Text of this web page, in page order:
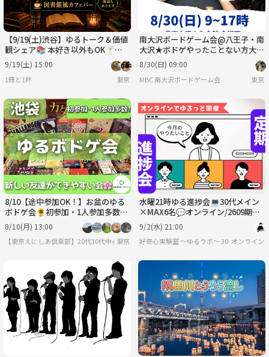
【9/19(土)渋谷】ゆるトーク＆価値
観シェア📚 本好き以外もOK🍸本
棚カフェバー＊女性主催(男女歓迎)
22〜40歳
9/19(土) 15:00
1冊と1杯 東京
南大沢ボードゲーム会@八王子・南
大沢★ボドゲやったことない方大歓
迎【8/30(日) 9:00-17:00】
8/30(日) 09:00
MBC 南大沢ボードゲーム会 東京
8/10【途中参加OK！】お盆のゆる
ボドゲ会🌻初参加・1人参加多数✨
夏の交流イベント♫
8/10(月) 13:00
【東京えにしあ倶楽部】20代30代中心！社会人のための“もうひとつの居場所”
東京
水曜21時ゆる進捗会💻30代メイン
×MAX6名💬オンライン/2609期生
募集/好奇心実験室ゆるラボ🧪
9/2(水) 21:00
好奇心実験室 ～ゆるラボ～ 30代メイン
オンライン